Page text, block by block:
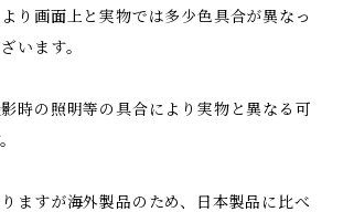
り画面上と実物では多少色具合が異なっ
います。
時の照明等の具合により実物と異なる可
ますが海外製品のため、日本製品に比べ